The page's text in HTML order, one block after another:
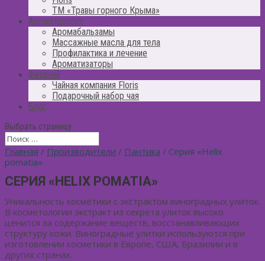
ТМ «Травы горного Крыма»
Ароматерапия
Аромабальзамы
Массажные масла для тела
Профилактика и лечение
Ароматизаторы
Фиточай
Чайная компания Floris
Подарочный набор чая
Блог
Выбрать страницу
Главная / Производители / Пантика / Серия «Helix
pomatia»
СЕРИЯ «HELIX POMATIA»
Уникальность косметики с экстрактом виноградных улиток.
В косметологии экстракт из секрета улиток высоко
ценится за содержание веществ, восстанавливающих
структуру кожи. Виноградные улитки используются при
изготовлении косметики в Европе, США, Бразилии и в
других странах.